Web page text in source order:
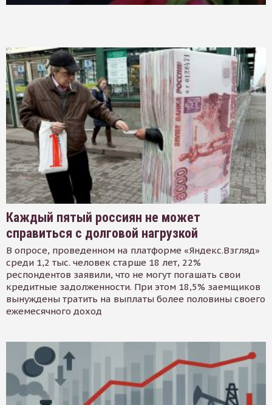
Каждый пятый россиян не может
справиться с долговой нагрузкой
В опросе, проведенном на платформе «Яндекс.Взгляд»
среди 1,2 тыс. человек старше 18 лет, 22%
респондентов заявили, что не могут погашать свои
кредитные задолженности. При этом 18,5% заемщиков
вынуждены тратить на выплаты более половины своего
ежемесячного доход